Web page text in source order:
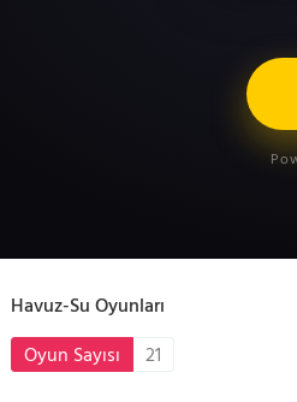
Havuz-Su Oyunları
Oyun Sayısı
21